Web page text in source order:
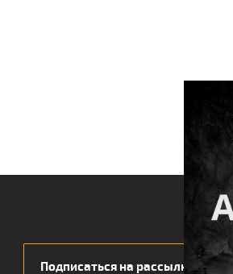
Подписаться на рассылку: